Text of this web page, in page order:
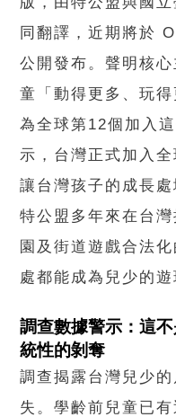
同翻譯，近期將於
公開發布。聲明核
童「動得更多、玩
為全球第12個加入
示，台灣正式加入
讓台灣孩子的成長
特公盟多年來在台
園及街道遊戲合法
處都能成為兒少的遊
調查數據警示：這
統性的剝奪
調查揭露台灣兒少
失。學齡前兒童已